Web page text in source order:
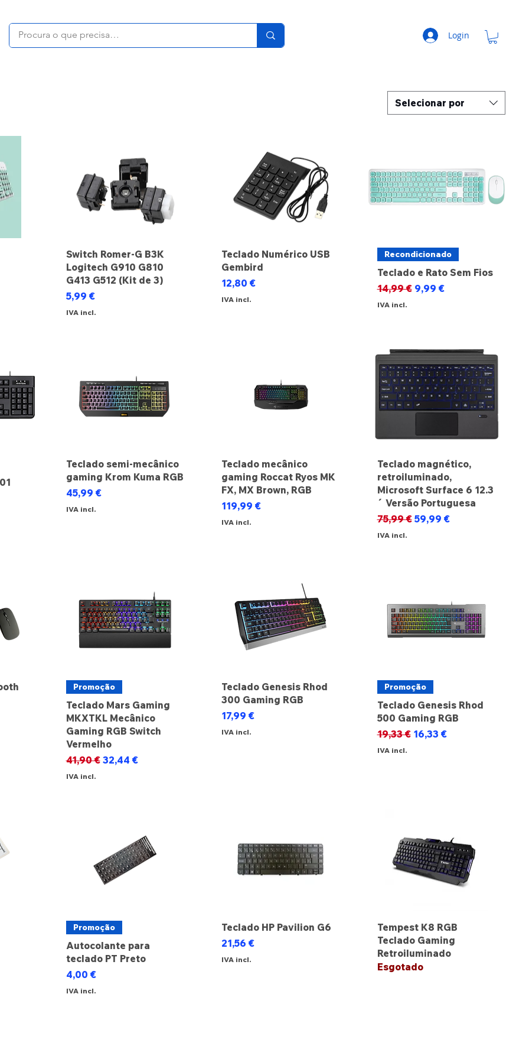
Login
Selecionar por
Switch Romer-G B3K
Logitech G910 G810
G413 G512 (Kit de 3)
Preço
5,99 €
IVA incl.
Teclado Numérico USB
Gembird
Preço
12,80 €
IVA incl.
Recondicionado
Teclado e Rato Sem Fios
Preço normal
14,99 € Preço promocional
9,99 €
IVA incl.
Teclado semi-mecânico
gaming Krom Kuma RGB
Preço
45,99 €
IVA incl.
Teclado mecânico
gaming Roccat Ryos MK
FX, MX Brown, RGB
Preço
119,99 €
IVA incl.
Teclado magnético,
retroiluminado,
Microsoft Surface 6 12.3
´ Versão Portuguesa
Preço normal
75,99 € Preço promocional
59,99 €
IVA incl.
Promoção
Teclado Mars Gaming
MKXTKL Mecânico
Gaming RGB Switch
Vermelho
Preço normal
41,90 € Preço promocional
32,44 €
IVA incl.
Teclado Genesis Rhod
300 Gaming RGB
Preço
17,99 €
IVA incl.
Promoção
Teclado Genesis Rhod
500 Gaming RGB
Preço normal
19,33 € Preço promocional
16,33 €
IVA incl.
Promoção
Autocolante para
teclado PT Preto
Preço
4,00 €
IVA incl.
Teclado HP Pavilion G6
Preço
21,56 €
IVA incl.
Tempest K8 RGB
Teclado Gaming
Retroiluminado
Esgotado